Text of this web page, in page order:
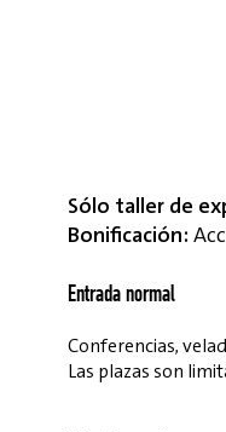
Sólo taller de
Bonificación:
Entrada normal
Conferencias,
Las plazas son